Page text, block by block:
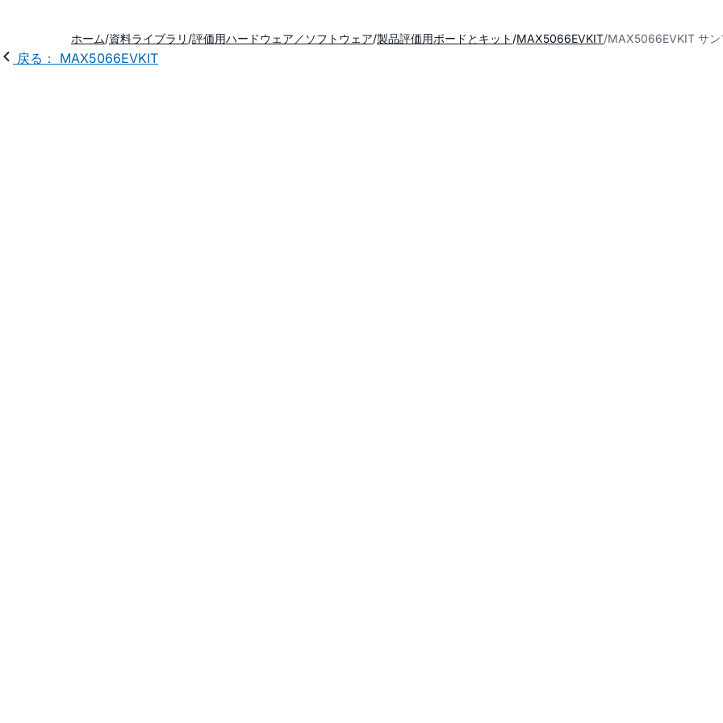
ホーム 資料ライブラリ 評価用ハードウェア／ソフトウェア 製品評価用ボードとキット MAX5066EVKIT MAX5066EVKIT サン
戻る： MAX5066EVKIT